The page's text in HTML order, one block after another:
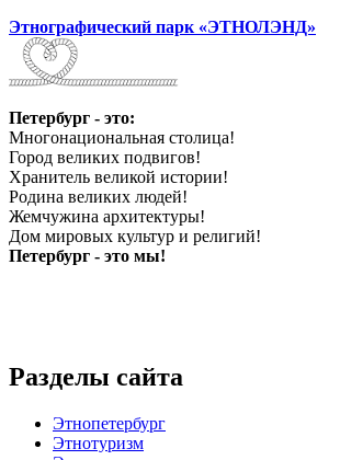
Этнографический парк «ЭТНОЛЭНД»
Петербург - это:
Многонациональная столица!
Город великих подвигов!
Хранитель великой истории!
Родина великих людей!
Жемчужина архитектуры!
Дом мировых культур и религий!
Петербург - это мы!
Разделы сайта
Этнопетербург
Этнотуризм